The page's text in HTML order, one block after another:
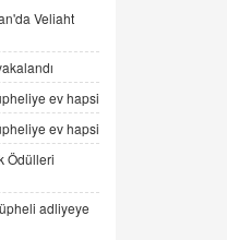
dijital
Veliaht
ev hapsi
ev hapsi
Ödülleri
adliyeye